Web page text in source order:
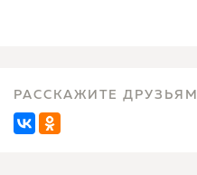
РАССКАЖИТЕ ДРУЗЬЯМ